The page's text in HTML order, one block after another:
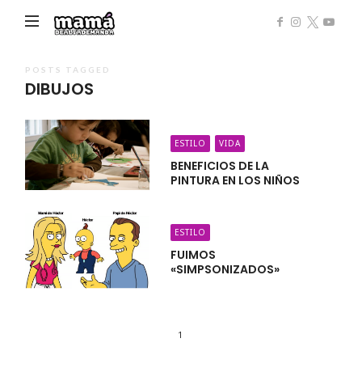
POSTS TAGGED
DIBUJOS
ESTILO VIDA
BENEFICIOS DE LA
PINTURA EN LOS NIÑOS
ESTILO
FUIMOS
«SIMPSONIZADOS»
1